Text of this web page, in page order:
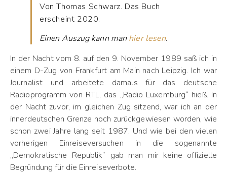
Von Thomas Schwarz. Das Buch
erscheint 2020.
Einen Auszug kann man hier lesen.
In der Nacht vom 8. auf den 9. November 1989 saß ich in
einem D-Zug von Frankfurt am Main nach Leipzig. Ich war
Journalist und arbeitete damals für das deutsche
Radioprogramm von RTL, das „Radio Luxemburg“ hieß. In
der Nacht zuvor, im gleichen Zug sitzend, war ich an der
innerdeutschen Grenze noch zurückgewiesen worden, wie
schon zwei Jahre lang seit 1987. Und wie bei den vielen
vorherigen Einreiseversuchen in die sogenannte
„Demokratische Republik“ gab man mir keine offizielle
Begründung für die Einreiseverbote.